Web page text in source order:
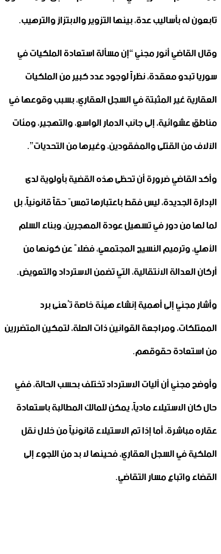
تابعون له بأساليب عدة، بينها التزوير والابتزاز والترهيب.
وقال القاضي أنور مجني “إن مسألة استعادة الملكيات في
سوريا تبدو معقدة، نظراً لوجود عدد كبير من الملكيات
العقارية غير المثبتة في السجل العقاري، بسبب وقوعها في
مناطق عشوائية، إلى جانب الدمار الواسع، والتهجير، ومئات
الآلاف من القتلى والمفقودين، وغيرها من التحديات”.
وأكد القاضي ضرورة أن تحظى هذه القضية بأولوية لدى
الإدارة الجديدة، ليس فقط باعتبارها تمسّ حقاً قانونياً، بل
لما لها من دور في تسهيل عودة المهجرين، وبناء السلم
الأهلي، وترميم النسيج المجتمعي، فضلاً عن كونها من
أركان العدالة الانتقالية، التي تضمن الاسترداد والتعويض.
وأشار مجني إلى أهمية إنشاء هيئة خاصة تُعنى برد
الممتلكات، ومراجعة القوانين ذات الصلة، لتمكين المتضررين
من استعادة حقوقهم.
وأوضح مجني أن آليات الاسترداد تختلف بحسب الحالة، ففي
حال كان الاستيلاء مادياً، يمكن للمالك المطالبة باستعادة
عقاره مباشرة، أما إذا تم الاستيلاء قانونياً من خلال نقل
الملكية في السجل العقاري، فحينها لا بد من اللجوء إلى
القضاء واتباع مسار التقاضي.